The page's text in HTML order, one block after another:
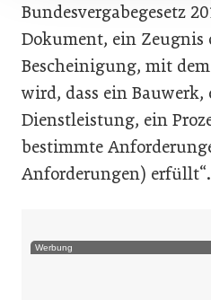
Bundesvergabegesetz
Dokument, ein Zeugnis
Bescheinigung, mit
wird, dass ein Bauwerk,
Dienstleistung, ein
bestimmte
Anforderungen) erfüllt“.
Werbung